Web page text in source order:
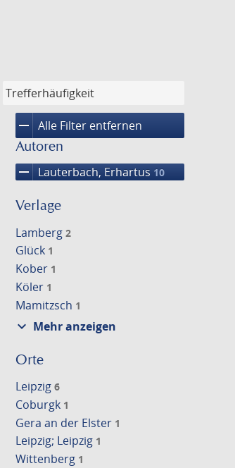
remove Alle Filter entfernen
Autoren
remove Lauterbach, Erhartus 10
Verlage
Lamberg 2
Glück 1
Kober 1
Köler 1
Mamitzsch 1
expand_more Mehr anzeigen
Orte
Leipzig 6
Coburgk 1
Gera an der Elster 1
Leipzig; Leipzig 1
Wittenberg 1